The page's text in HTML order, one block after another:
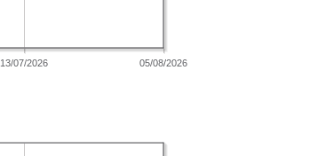
13/07/2026 05/08/2026